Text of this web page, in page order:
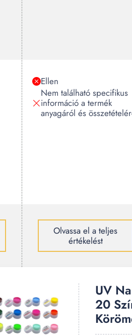
Ellen
Nem található specifikus
információ a termék
anyagáról és
Olvassa el a teljes
értékelést
UV
20